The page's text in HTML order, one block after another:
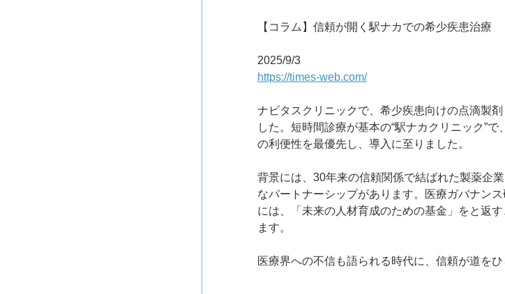
【コラム】信頼が開く駅ナカでの希少疾患治療
2025/9/3
https://times-web.com/
ナビタスクリニックで、希少疾患向けの点滴製
した。短時間診療が基本の“駅ナカクリニック”
の利便性を最優先し、導入に至りました。
背景には、30年来の信頼関係で結ばれた製薬企
なパートナーシップがあります。医療ガバナン
には、「未来の人材育成のための基金」をと返
ます。
医療界への不信も語られる時代に、信頼が道を